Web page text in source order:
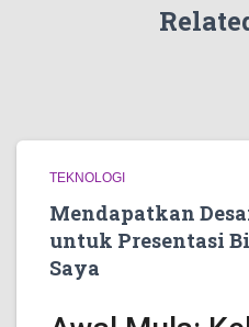
TEKNOLOGI
Mendapatkan
untuk Presentasi
Saya